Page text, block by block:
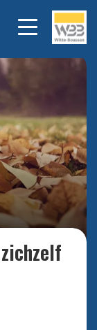
Bekijk alle foto's